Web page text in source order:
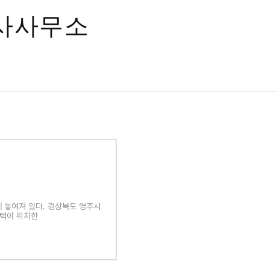
사무소
여져 있다. 경상북도 영주시
이 위치한